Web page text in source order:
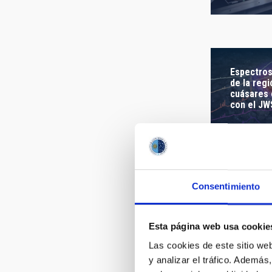
Consentimiento
Esta página web usa
Las cookies de este sitio
y analizar el tráfico.
de la
cuásares
con el
ELF EXO
COLOR